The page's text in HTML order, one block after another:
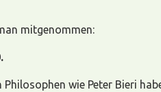
mitgenommen:
wie Peter Bieri